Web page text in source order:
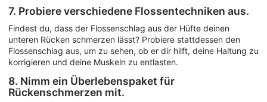
7. Probiere verschiedene Flossentechniken aus.
Findest du, dass der Flossenschlag aus der Hüfte deinen
unteren Rücken schmerzen lässt? Probiere stattdessen den
Flossenschlag aus, um zu sehen, ob er dir hilft, deine Haltung zu
korrigieren und deine Muskeln zu entlasten.
8. Nimm ein Überlebenspaket für
Rückenschmerzen mit.